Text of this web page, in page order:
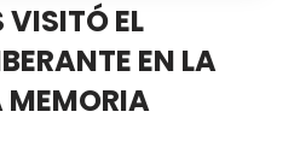
VISITÓ EL
EN LA
MEMORIA